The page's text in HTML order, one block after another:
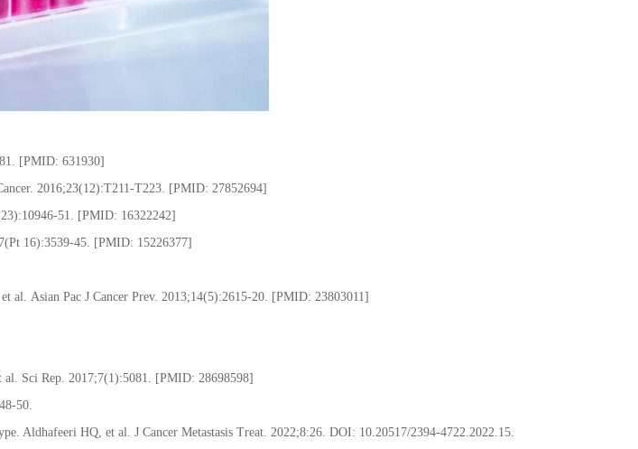
[PMID: 631930]
2016;23(12):T211-T223. [PMID: 27852694]
51. [PMID: 16322242]
16):3539-45. [PMID: 15226377]
al. Asian Pac J Cancer Prev. 2013;14(5):2615-20. [PMID: 23803011]
Sci Rep. 2017;7(1):5081. [PMID: 28698598]
50.
Aldhafeeri HQ, et al. J Cancer Metastasis Treat. 2022;8:26. DOI: 10.20517/2394-4722.2022.15.